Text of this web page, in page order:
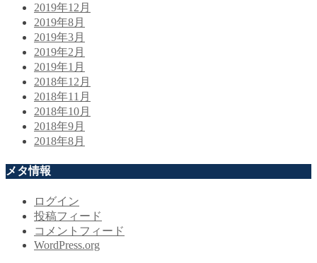
2019年12月
2019年8月
2019年3月
2019年2月
2019年1月
2018年12月
2018年11月
2018年10月
2018年9月
2018年8月
メタ情報
ログイン
投稿フィード
コメントフィード
WordPress.org